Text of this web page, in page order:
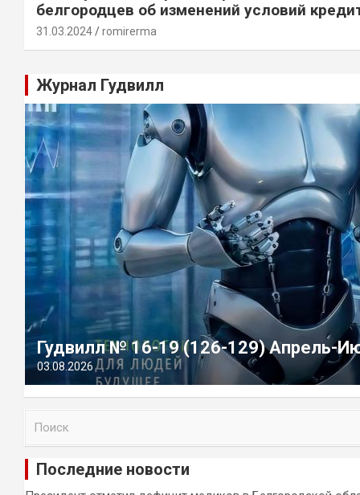
белгородцев об изменений условий
31.03.2024 romirerma
Журнал Гудвилл
Гудвилл № 16-19 (126-129) Апрель-
03.08.2026
и
Последние новости